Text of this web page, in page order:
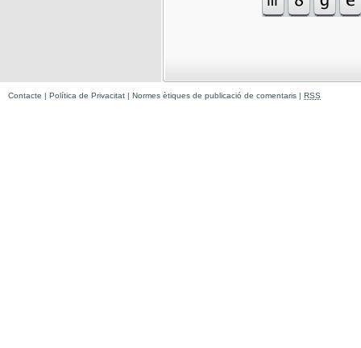
Contacte | Política de Privacitat | Normes ètiques de publicació de comentaris | RSS